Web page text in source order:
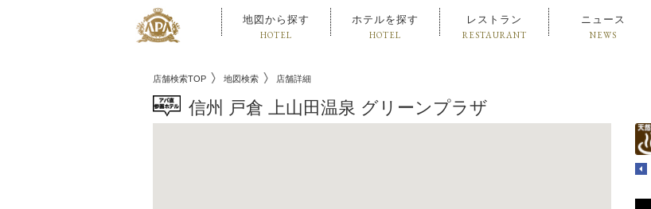
地図から探す
HOTEL
ホテルを探す
HOTEL
レストラン
RESTAURANT
ニュース
NEWS
店舗検索TOP 地図検索 店舗詳細
信州 戸倉 上山田温泉 グリーンプラザ